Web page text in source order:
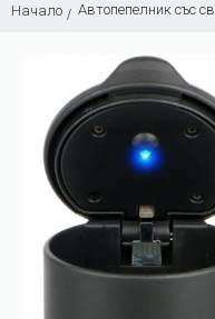
Начало Автопепелник със